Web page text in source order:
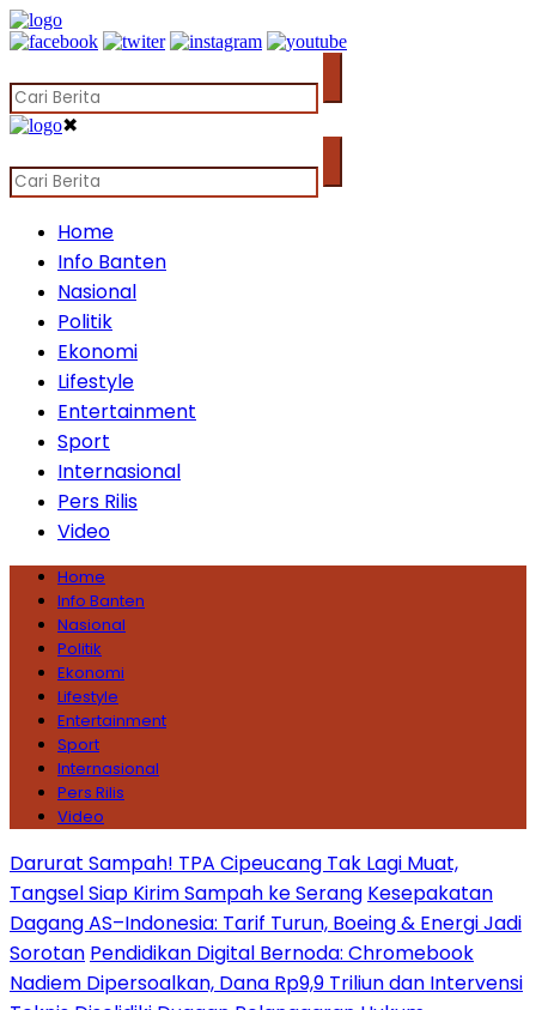
✖
Home
Info Banten
Nasional
Politik
Ekonomi
Lifestyle
Entertainment
Sport
Internasional
Pers Rilis
Video
Home
Info Banten
Nasional
Politik
Ekonomi
Lifestyle
Entertainment
Sport
Internasional
Pers Rilis
Video
Darurat Sampah! TPA Cipeucang Tak Lagi Muat,
Tangsel Siap Kirim Sampah ke Serang Kesepakatan
Dagang AS–Indonesia: Tarif Turun, Boeing & Energi Jadi
Sorotan Pendidikan Digital Bernoda: Chromebook
Nadiem Dipersoalkan, Dana Rp9,9 Triliun dan Intervensi